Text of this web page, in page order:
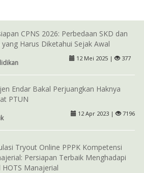
CPNS 2026: Perbedaan SKD dan
yang Harus Diketahui Sejak Awal
12 Mei 2025 | 377
Endar Bakal Perjuangkan Haknya
PTUN
12 Apr 2023 | 7196
Tryout Online PPPK Kompetensi
Persiapan Terbaik Menghadapi
HOTS Manajerial